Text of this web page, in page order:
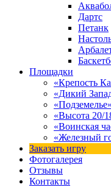
Дартс
Петанк
Площадки
«Крепость
«Дикий
«Подземелье»
«Высота 20/
«Воинская
«Железный
Заказать игру
Фотогалерея
Отзывы
Контакты